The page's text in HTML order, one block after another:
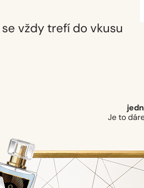
se vždy trefí do vkusu
Je to